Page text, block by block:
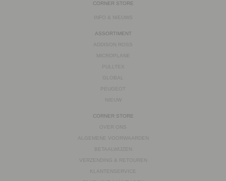
CORNER STORE
INFO & NIEUWS
ASSORTIMENT
ADDISON ROSS
MICROPLANE
PULLTEX
GLOBAL
PEUGEOT
NIEUW
CORNER STORE
OVER ONS
ALGEMENE VOORWAARDEN
BETAALWIJZEN
VERZENDING & RETOUREN
KLANTENSERVICE